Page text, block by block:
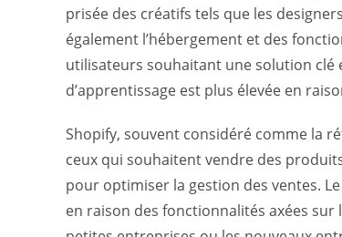
prisée des créatifs tels que les
également l’hébergement et des
utilisateurs souhaitant une solution clé
d’apprentissage est plus élevée en
Shopify, souvent considéré comme la
ceux qui souhaitent vendre des
pour optimiser la gestion des ventes.
en raison des fonctionnalités axées